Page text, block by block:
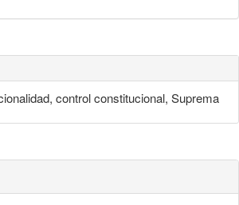
control constitucional, Suprema